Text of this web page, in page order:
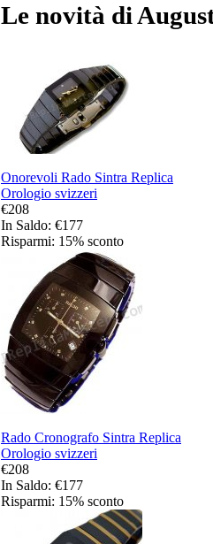
Le novità di
Onorevoli Rado Sintra Replica
Orologio svizzeri
€208
In Saldo: €177
Risparmi: 15% sconto
Rado Cronografo Sintra Replica
Orologio svizzeri
€208
In Saldo: €177
Risparmi: 15% sconto